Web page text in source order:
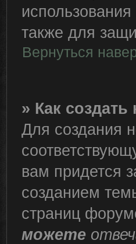
также для
Вернуться
» Как
Для создания
вам придется
созданием
страниц
можете